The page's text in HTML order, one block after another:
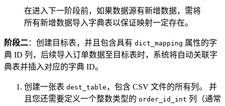
在进入下一阶段前，如果数据源有新增数据，需将
所有新增数据导入字典表以保证映射一定存在。
阶段二：创建目标表，并且包含具有 dict_mapping 属性的字
典 ID 列，后续导入订单数据至目标表时，系统将自动关联字
典表并插入对应的字典 ID。
创建一张表 dest_table ，包含 CSV 文件的所有列。 并
且您还需要定义一个整数类型的 order_id_int 列（通常